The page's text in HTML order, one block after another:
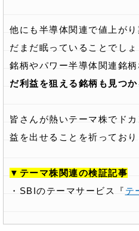
他にも半導体関連で値上が
だまだ眠っていることでし
銘柄やパワー半導体関連銘
だ利益を狙える銘柄も見つか
皆さんが熱いテーマ株でド
益を出せることを祈っており
▼テーマ株関連の検証記事
・SBIのテーマサービス『 テ